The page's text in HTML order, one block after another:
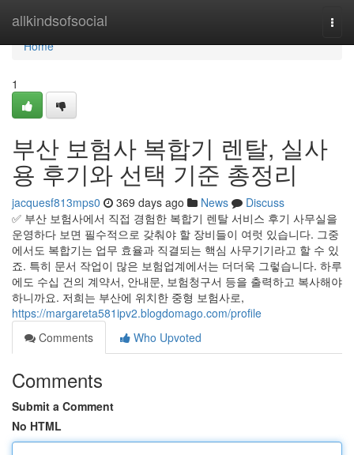
allkindsofsocial
Home
Home
1
부산 보험사 복합기 렌탈, 실사
용 후기와 선택 기준 총정리
jacquesf813mps0 369 days ago News
Discuss
✅ 부산 보험사에서 직접 경험한 복합기 렌탈 서비스 후기 사무실을
운영하다 보면 필수적으로 갖춰야 할 장비들이 여럿 있습니다. 그중
에서도 복합기는 업무 효율과 직결되는 핵심 사무기기라고 할 수 있
죠. 특히 문서 작업이 많은 보험업계에서는 더더욱 그렇습니다. 하루
에도 수십 건의 계약서, 안내문, 보험청구서 등을 출력하고 복사해야
하니까요. 저희는 부산에 위치한 중형 보험사로,
https://margareta581ipv2.blogdomago.com/profile
Comments
Who Upvoted
Comments
Submit a Comment
No HTML